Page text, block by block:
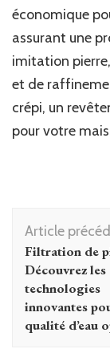
économique
assurant une
imitation
et de
crépi, un
pour votre
Navigation
d'article
Article
Filtration de
Découvrez les
technologies
innovantes
qualité d’eau